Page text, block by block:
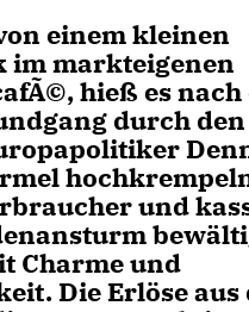
einem kleinen
im markteigenen
hieß es nach
durch
und
Charme und
Die Erlöse aus